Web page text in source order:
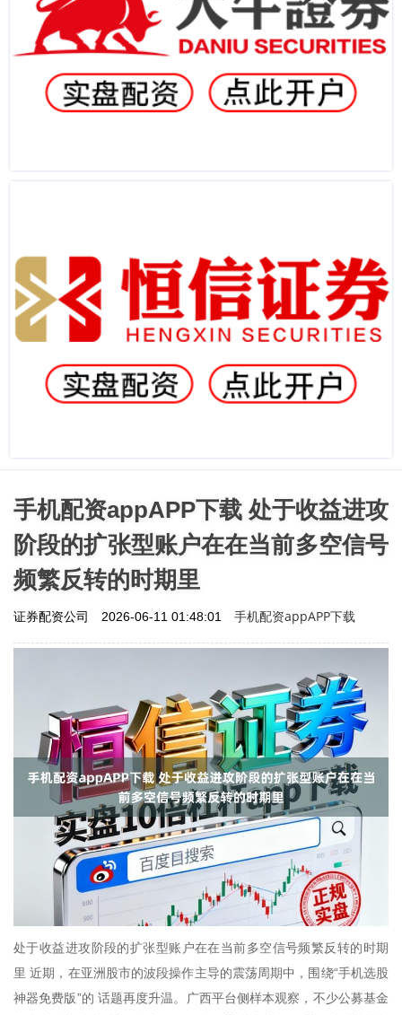
手机配资appAPP下载 处于收益进攻
阶段的扩张型账户在在当前多空信号
频繁反转的时期里
证券配资公司 2026-06-11 01:48:01 手机配资appAPP下载
处于收益进攻阶段的扩张型账户在在当前多空信号频繁反转的时期
里 近期，在亚洲股市的波段操作主导的震荡周期中，围绕“手机选股
神器免费版”的 话题再度升温。广西平台侧样本观察，不少公募基金